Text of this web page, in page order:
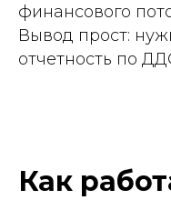
финансового
Вывод прост:
отчетность по
Как